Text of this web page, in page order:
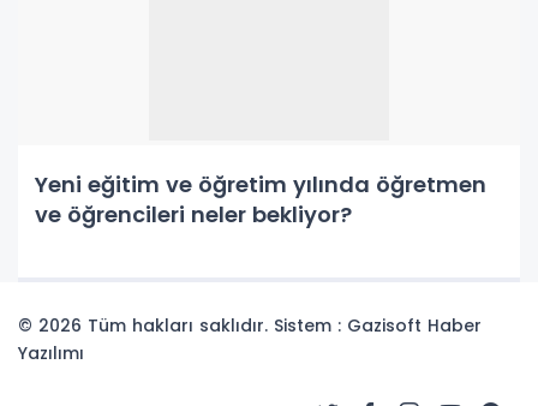
Yeni eğitim ve öğretim yılında öğretmen
ve öğrencileri neler bekliyor?
© 2026 Tüm hakları saklıdır. Sistem : Gazisoft Haber
Yazılımı